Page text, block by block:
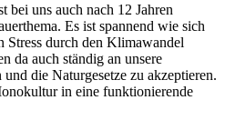
uns auch nach 12 Jahren
Es ist spannend wie sich
Stress durch den Klimawandel
da auch ständig an unsere
die Naturgesetze zu akzeptieren.
in eine funktionierende